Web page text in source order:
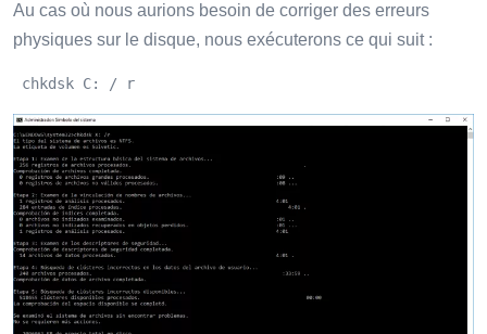
Au cas où nous aurions besoin de corriger des erreurs
physiques sur le disque, nous exécuterons ce qui suit :
chkdsk C: / r